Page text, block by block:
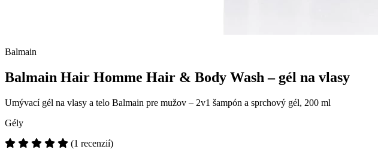
Balmain
Balmain Hair Homme Hair & Body Wash – gél na vlasy
Umývací gél na vlasy a telo Balmain pre mužov – 2v1 šampón a sprchový gél, 200 ml
Gély
(1 recenzií)